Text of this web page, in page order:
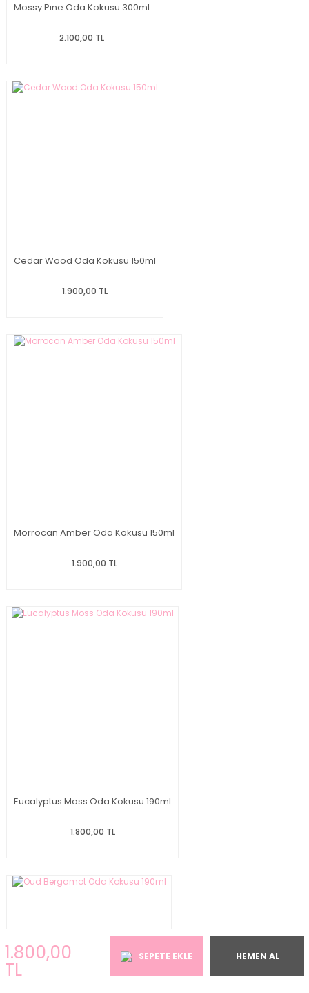
Mossy Pıne Oda Kokusu 300ml
2.100,00 TL
Cedar Wood Oda Kokusu 150ml
1.900,00 TL
Morrocan Amber Oda Kokusu 150ml
1.900,00 TL
Eucalyptus Moss Oda Kokusu 190ml
1.800,00 TL
1.800,00
TL
SEPETE EKLE HEMEN AL